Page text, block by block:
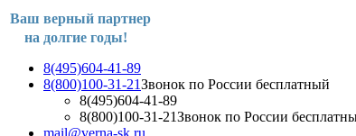
Ваш верный партнер
на долгие годы!
8(495)604-41-89
8(800)100-31-21Звонок по России бесплатный
8(495)604-41-89
8(800)100-31-21Звонок по России
mail@verna-sk.ru